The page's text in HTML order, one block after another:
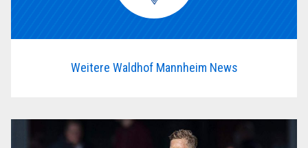
Weitere Waldhof Mannheim News